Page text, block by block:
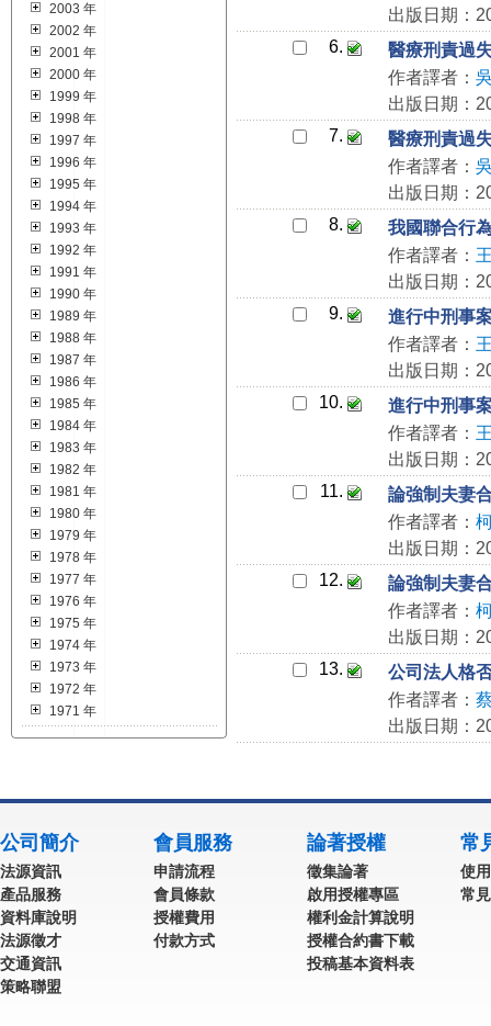
2003 年
2002 年
2001 年
2000 年
1999 年
1998 年
1997 年
1996 年
1995 年
1994 年
1993 年
1992 年
1991 年
1990 年
1989 年
1988 年
1987 年
1986 年
1985 年
1984 年
1983 年
1982 年
1981 年
1980 年
1979 年
1978 年
1977 年
1976 年
1975 年
1974 年
1973 年
1972 年
1971 年
出版日期：
6.
醫療刑責過
作者譯者：
出版日期：
7.
醫療刑責過
作者譯者：
出版日期：
8.
我國聯合行
作者譯者：
出版日期：
9.
進行中刑事
作者譯者：
出版日期：
10.
進行中刑事
作者譯者：
出版日期：
11.
論強制夫妻
作者譯者：
出版日期：
12.
論強制夫妻
作者譯者：
出版日期：
13.
公司法人格
作者譯者：
出版日期：
公司簡介
法源資訊
產品服務
資料庫說明
法源徵才
交通資訊
策略聯盟
會員服務
申請流程
會員條款
授權費用
付款方式
論著授權
徵集論著
啟用授權專區
權利金計算說明
授權合約書下載
投稿基本資料表
常
使
常